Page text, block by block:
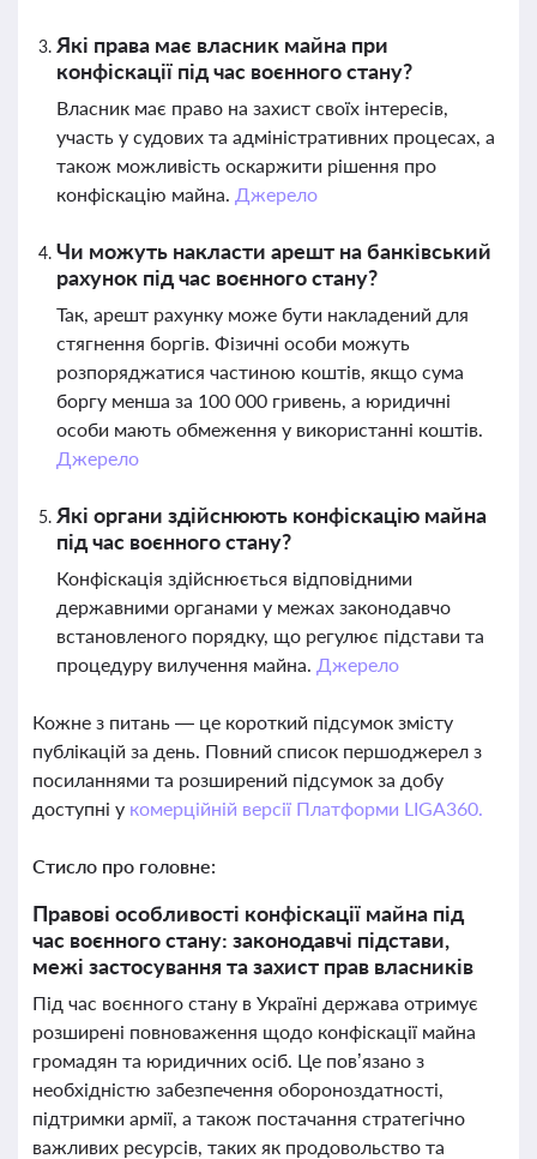
Які права має власник майна при
конфіскації під час воєнного стану?
Власник має право на захист своїх інтересів,
участь у судових та адміністративних процесах, а
також можливість оскаржити рішення про
конфіскацію майна. Джерело
Чи можуть накласти арешт на банківський
рахунок під час воєнного стану?
Так, арешт рахунку може бути накладений для
стягнення боргів. Фізичні особи можуть
розпоряджатися частиною коштів, якщо сума
боргу менша за 100 000 гривень, а юридичні
особи мають обмеження у використанні коштів.
Джерело
Які органи здійснюють конфіскацію майна
під час воєнного стану?
Конфіскація здійснюється відповідними
державними органами у межах законодавчо
встановленого порядку, що регулює підстави та
процедуру вилучення майна. Джерело
Кожне з питань — це короткий підсумок змісту
публікацій за день. Повний список першоджерел з
посиланнями та розширений підсумок за добу
доступні у комерційній версії Платформи LIGA360.
Стисло про головне:
Правові особливості конфіскації майна під
час воєнного стану: законодавчі підстави,
межі застосування та захист прав власників
Під час воєнного стану в Україні держава отримує
розширені повноваження щодо конфіскації майна
громадян та юридичних осіб. Це пов’язано з
необхідністю забезпечення обороноздатності,
підтримки армії, а також постачання стратегічно
важливих ресурсів, таких як продовольство та